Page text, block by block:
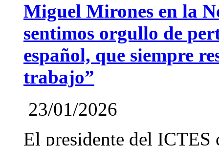
Miguel Mirones en la
sentimos orgullo de
español, que siempre
trabajo”
23/01/2026
El presidente del ICTES